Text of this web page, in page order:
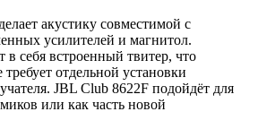
акустику совместимой с
усилителей и магнитол.
в себя встроенный твитер, что
отдельной установки
JBL Club 8622F подойдёт для
или как часть новой